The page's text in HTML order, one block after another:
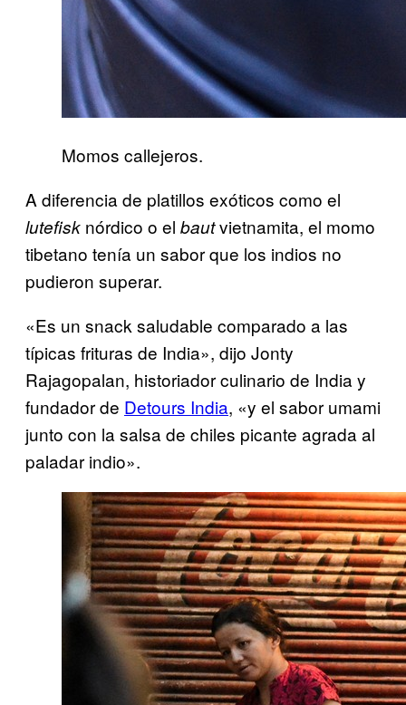
Momos callejeros.
A diferencia de platillos exóticos como el
lutefisk nórdico o el bautvietnamita, el momo
tibetano tenía un sabor que los indios no
pudieron superar.
«Es un snack saludable comparado a las
típicas frituras de India», dijo Jonty
Rajagopalan, historiador culinario de India y
fundador de Detours India, «y el sabor umami
junto con la salsa de chiles picante agrada al
paladar indio».